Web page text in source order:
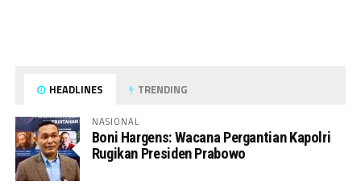
HEADLINES TRENDING
NASIONAL
Boni Hargens: Wacana Pergantian Kapolri
Rugikan Presiden Prabowo